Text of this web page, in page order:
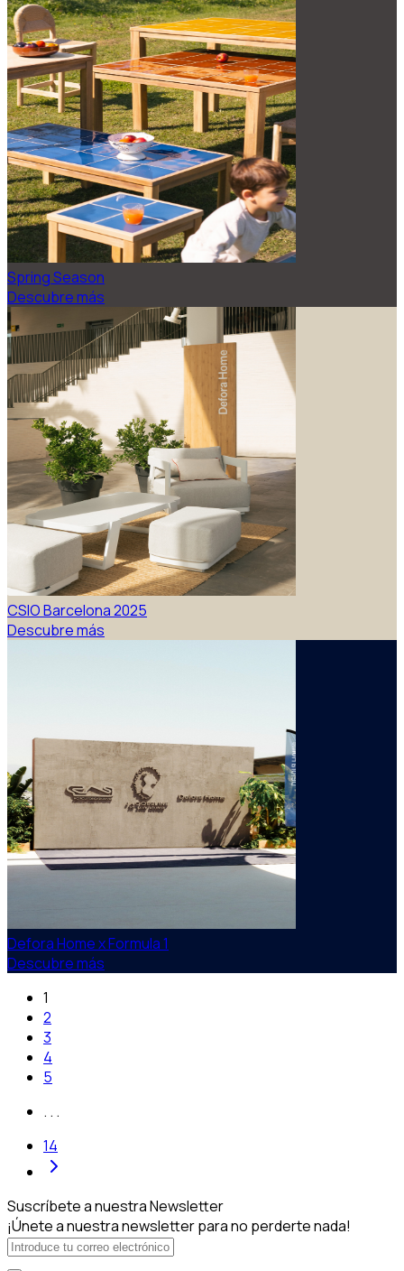
Spring Season
Descubre más
CSIO Barcelona 2025
Descubre más
Defora Home x Formula 1
Descubre más
1
2
3
4
5
. . .
14
Suscríbete a nuestra Newsletter
¡Únete a nuestra newsletter para no perderte nada!